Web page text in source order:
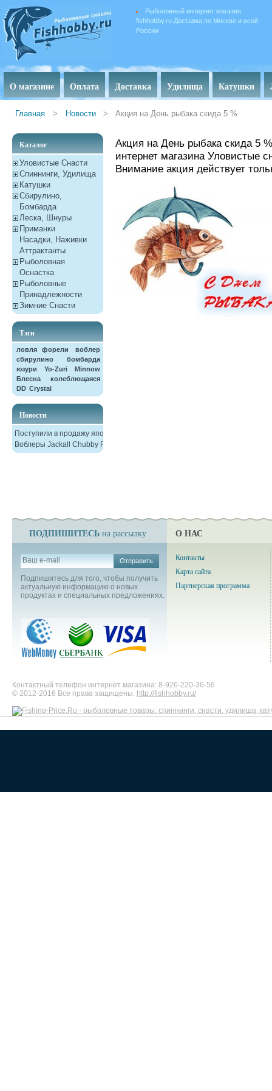
Рыболовный интернет магазин
fishhobby.ru Доставка по Москве и всей
России
О магазине Оплата Доставка Удилища Катушки
Главная > Новости > Акция на День рыбака скида 5 %
Каталог
Уловистые Снасти
Спиннинги, Удилища
Катушки
Сбирулино,
Бомбарда
Леска, Шнуры
Приманки
Насадки, Наживки
Aттрактанты
Рыболовная
Оснастка
Рыболовные
Принадлежности
Зимние Снасти
Тэги
ловля форели
воблер
сбирулино
бомбарда
юзури
Yo-Zuri
Minnow
Блесна колеблющаяся
DD Crystal
Новости
Поступили в продажу японские
Воблеры Jackall Chubby F38
Акция на День рыбака скида 5
интернет магазина Уловистые
Внимание акция действует
ПОДПИШИТЕСЬ на рассылку
Отправить
Подпишитесь для того, чтобы получить
актуальную информацию о новых
продуктах и специальных предложениях.
О НАС
Контакты
Карта сайта
Партнерская программа
Контактный телефон интернет магазина: 8-926-220-36-56
© 2012-2016 Все права защищены. http://fishhobby.ru/